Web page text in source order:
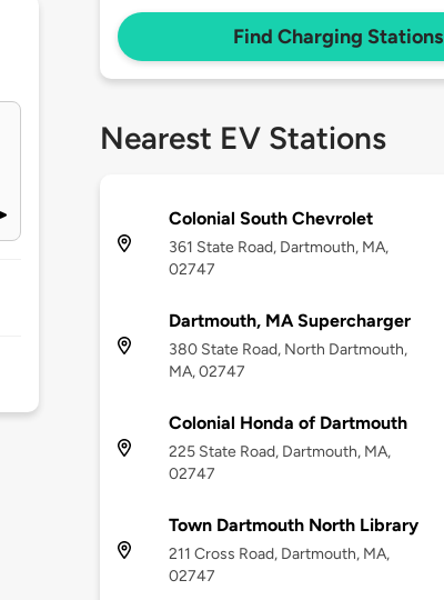
Find Charging Stations
Nearest EV Stations
Colonial South Chevrolet
361 State Road, Dartmouth, MA,
02747
Dartmouth, MA Supercharger
380 State Road, North Dartmouth,
MA, 02747
Colonial Honda of Dartmouth
225 State Road, Dartmouth, MA,
02747
Town Dartmouth North Library
211 Cross Road, Dartmouth, MA,
02747